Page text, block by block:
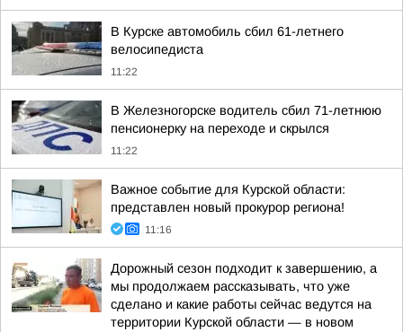
В Курске автомобиль сбил 61-летнего
велосипедиста
11:22
В Железногорске водитель сбил 71-летнюю
пенсионерку на переходе и скрылся
11:22
Важное событие для Курской области:
представлен новый прокурор региона!
11:16
Дорожный сезон подходит к завершению, а
мы продолжаем рассказывать, что уже
сделано и какие работы сейчас ведутся на
территории Курской области — в новом